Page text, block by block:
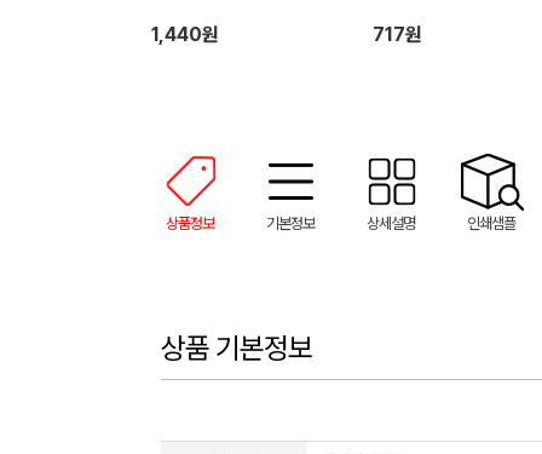
1,440원 717원
상품정보 기본정보 상세설명 인쇄샘플
상품 기본정보